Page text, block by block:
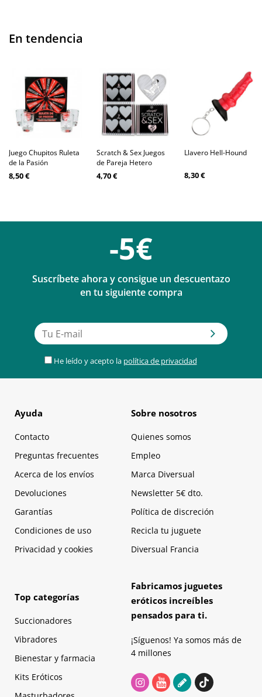
En tendencia
Juego Chupitos Ruleta
de la Pasión
8,50 €
Scratch & Sex Juegos
de Pareja Hetero
4,70 €
Llavero Hell-Hound
8,30 €
-5€
Suscríbete ahora y consigue un descuentazo
en tu siguiente compra
He leído y acepto la política de privacidad
Ayuda
Contacto
Preguntas frecuentes
Acerca de los envíos
Devoluciones
Garantías
Condiciones de uso
Privacidad y cookies
Sobre nosotros
Quienes somos
Empleo
Marca Diversual
Newsletter 5€ dto.
Política de discreción
Recicla tu juguete
Diversual Francia
Top categorías
Succionadores
Vibradores
Bienestar y farmacia
Kits Eróticos
Fabricamos juguetes
eróticos increíbles
pensados para ti.
¡Síguenos! Ya somos más de
4 millones